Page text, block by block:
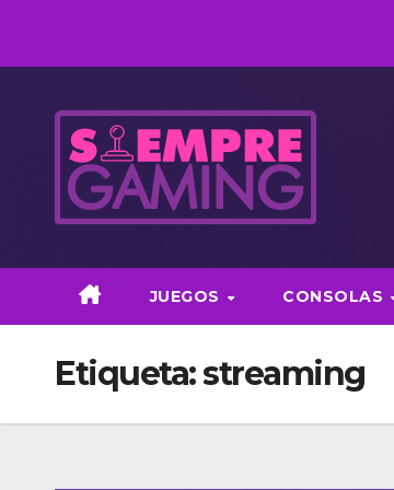
JUEGOS CONSOLAS
Etiqueta:streaming